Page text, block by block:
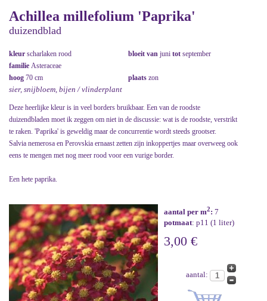
Achillea millefolium 'Paprika'
duizendblad
kleur scharlaken rood bloeit van juni tot september
familie Asteraceae
hoog 70 cm plaats zon
sier, snijbloem, bijen / vlinderplant
Deze heerlijke kleur is in veel borders bruikbaar. Een van de roodste
duizendbladen moet ik zeggen om niet in de discussie: wat is de roodste, verstrikt
te raken. 'Paprika' is geweldig maar de concurrentie wordt steeds grootser.
Salvia nemerosa en Perovskia ernaast zetten zijn inkoppertjes maar overweeg ook
eens te mengen met nog meer rood voor een vurige border.
Een hete paprika.
aantal per m2: 7
potmaat: p11 (1 liter)
3,00 €
aantal: